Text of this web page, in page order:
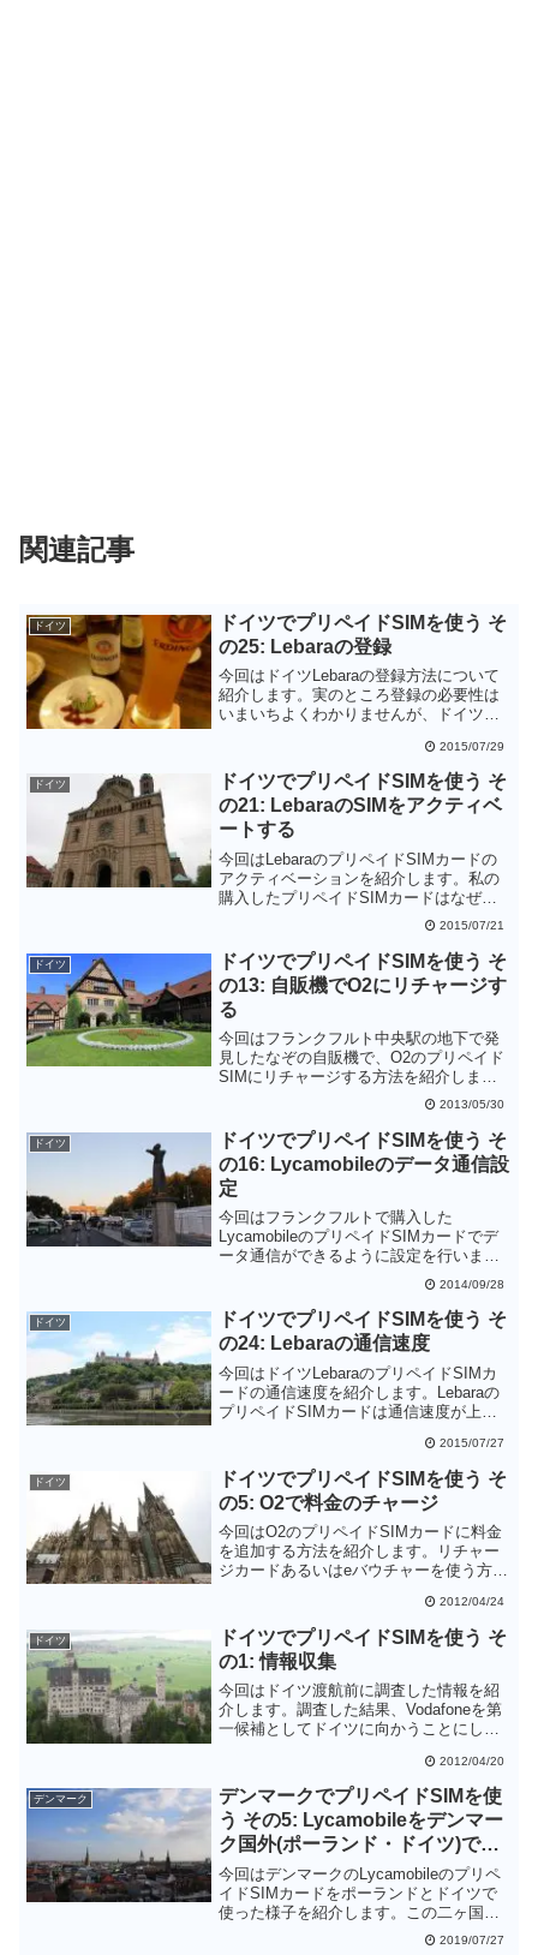
関連記事
ドイツ
ドイツでプリペイドSIMを使う そ
の25: Lebaraの登録
今回はドイツLebaraの登録方法について
紹介します。実のところ登録の必要性は
いまいちよくわかりませんが、ドイツに
2015/07/29
ドイツ
ドイツでプリペイドSIMを使う そ
の21: LebaraのSIMをアクティベ
ートする
今回はLebaraのプリペイドSIMカードの
アクティベーションを紹介します。私の
購入したプリペイドSIMカードはなぜか
アクティベーション済みという怪しい状
態だったため、完全なアクティベーショ
ンプロセス確認することができませんで
した。おそらく本来は1212に電話をする
だけでアクティベーションできるのだと
思います。
2015/07/21
ドイツ
ドイツでプリペイドSIMを使う そ
の13: 自販機でO2にリチャージす
る
今回はフランクフルト中央駅の地下で発
見したなぞの自販機で、O2のプリペイド
SIMにリチャージする方法を紹介しま
す。自販機なので当然24時間運用だと思
います。早朝や深夜にフランクフルトに
到着したときなどに活用できそうです。
2013/05/30
ドイツ
ドイツでプリペイドSIMを使う そ
の16: Lycamobileのデータ通信設
定
今回はフランクフルトで購入した
LycamobileのプリペイドSIMカードでデ
ータ通信ができるように設定を行いま
す。初期残高が7.5ユーロあったおかげ
で、TOP UPすることなく500MBのイン
ターネットパッケージを使用することが
できました。これは結構お得だと思いま
す。
2014/09/28
ドイツ
ドイツでプリペイドSIMを使う そ
の24: Lebaraの通信速度
今回はドイツLebaraのプリペイドSIMカ
ードの通信速度を紹介します。Lebaraの
プリペイドSIMカードは通信速度が上限
ではほぼ上限の速度が出ていました。
Webサイトを見たりメールをやり取りす
る程度ならば問題はなさそうです。
2015/07/27
ドイツ
ドイツでプリペイドSIMを使う そ
の5: O2で料金のチャージ
今回はO2のプリペイドSIMカードに料金
を追加する方法を紹介します。リチャー
ジカードあるいはeバウチャーを使う方法
2012/04/24
ドイツ
ドイツでプリペイドSIMを使う そ
の1: 情報収集
今回はドイツ渡航前に調査した情報を紹
介します。調査した結果、Vodafoneを第
一候補としてドイツに向かうことにしま
2012/04/20
デンマーク
デンマークでプリペイドSIMを使
う その5: Lycamobileをデンマー
ク国外(ポーランド・ドイツ)で使
う
今回はデンマークのLycamobileのプリペ
イドSIMカードをポーランドとドイツで
使った様子を紹介します。この二ヶ国で
はローミング料金不要でデータ通信を行
うことができましたが、接続は3Gのみで
2019/07/27